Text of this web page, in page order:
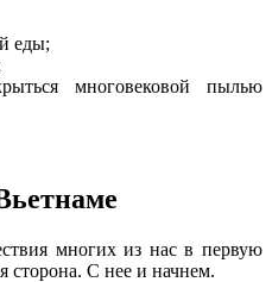
еды;
многовековой пылью
многих из нас в первую
сторона. С нее и начнем.